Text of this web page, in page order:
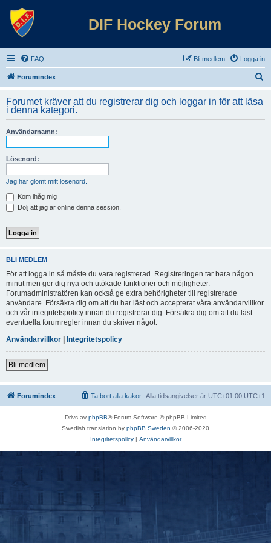
DIF Hockey Forum
FAQ Logga in
Bli medlem
Forumindex
Forumet kräver att du registrerar dig och loggar in för att läsa
i denna kategori.
Användarnamn:
Lösenord:
Jag har glömt mitt lösenord.
Kom ihåg mig
Dölj att jag är online denna session.
BLI MEDLEM
För att logga in så måste du vara registrerad. Registreringen tar bara någon
minut men ger dig nya och utökade funktioner och möjligheter.
Forumadministratören kan också ge extra behörigheter till registrerade
användare. Försäkra dig om att du har läst och accepterat våra användarvillkor
och vår integritetspolicy innan du registrerar dig. Försäkra dig om att du läst
eventuella forumregler innan du skriver något.
Användarvillkor | Integritetspolicy
Bli medlem
Forumindex Alla tidsangivelser är UTC+01:00 UTC+1
Ta bort alla kakor
Drivs av phpBB® Forum Software © phpBB Limited
Swedish translation by phpBB Sweden © 2006-2020
Integritetspolicy| Användarvillkor